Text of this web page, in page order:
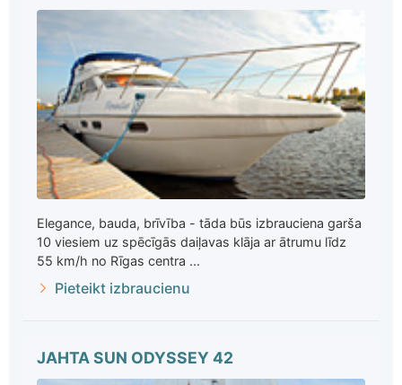
Elegance, bauda, brīvība - tāda būs izbrauciena garša
10 viesiem uz spēcīgās daiļavas klāja ar ātrumu līdz
55 km/h no Rīgas centra ...
Pieteikt izbraucienu
JAHTA SUN ODYSSEY 42